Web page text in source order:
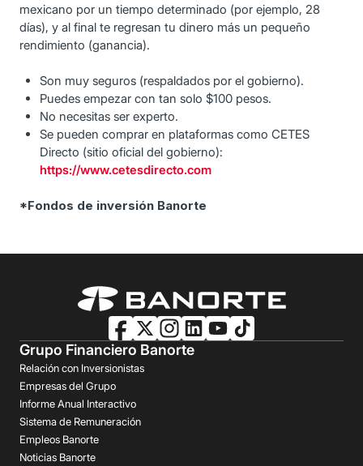
mexicano por un tiempo determinado (por ejemplo, 28
días), y al final te regresan tu dinero más un pequeño
rendimiento (ganancia).
Son muy seguros (respaldados por el gobierno).
Puedes empezar con tan solo $100 pesos.
No necesitas ser experto.
Se pueden comprar en plataformas como CETES
Directo (sitio oficial del gobierno):
https://www.cetesdirecto.com
*Fondos de inversión Banorte
Grupo Financiero Banorte
Relación con Inversionistas
Empresas del Grupo
Informe Anual Interactivo
Sistema de Remuneración
Empleos Banorte
Noticias Banorte